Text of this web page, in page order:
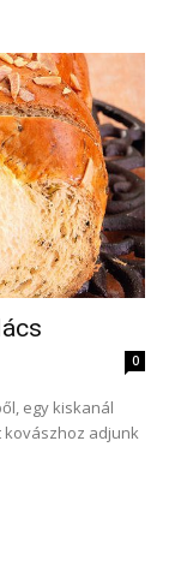
0
egy kiskanál
kovászhoz adjunk